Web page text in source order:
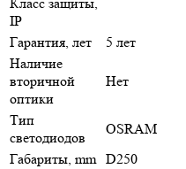
Класс защиты,
IP
Гарантия, лет
5 лет
Наличие
вторичной
оптики
Нет
Тип
светодиодов
OSRAM
Габариты, mm D250